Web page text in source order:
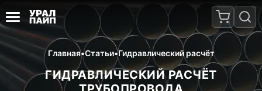
Главная•Статьи•Гидравлический расчёт
ГИДРАВЛИЧЕСКИЙ РАСЧЁТ